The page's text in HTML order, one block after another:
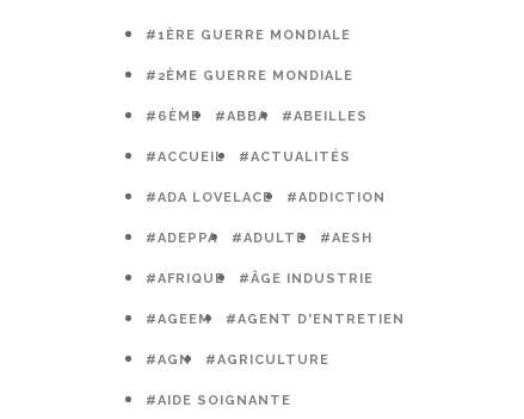
#1ÈRE GUERRE MONDIALE
#2ÈME GUERRE MONDIALE
#6ÈME #ABBA #ABEILLES
#ACCUEIL #ACTUALITÉS
#ADA LOVELACE #ADDICTION
#ADEPPA #ADULTE #AESH
#AFRIQUE #ÂGE INDUSTRIE
#AGEEM #AGENT D'ENTRETIEN
#AGN #AGRICULTURE
#AIDE SOIGNANTE